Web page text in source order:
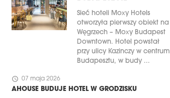
Sieć hoteli Moxy Hotels
otworzyła pierwszy obiekt na
Węgrzech – Moxy Budapest
Downtown. Hotel powstał
przy ulicy Kazinczy w centrum
Budapesztu, w budy ...
schedule 07 maja 2026
AHOUSE BUDUJE HOTEL W GRODZISKU